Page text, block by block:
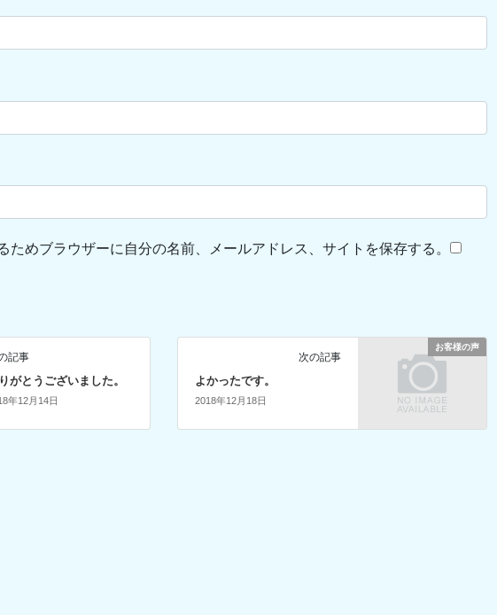
ためブラウザーに自分の名前、メールアドレス、サイトを保存する。
記事
がとうございました。
年12月14日
お客様の声
次の記事
よかったです。
2018年12月18日